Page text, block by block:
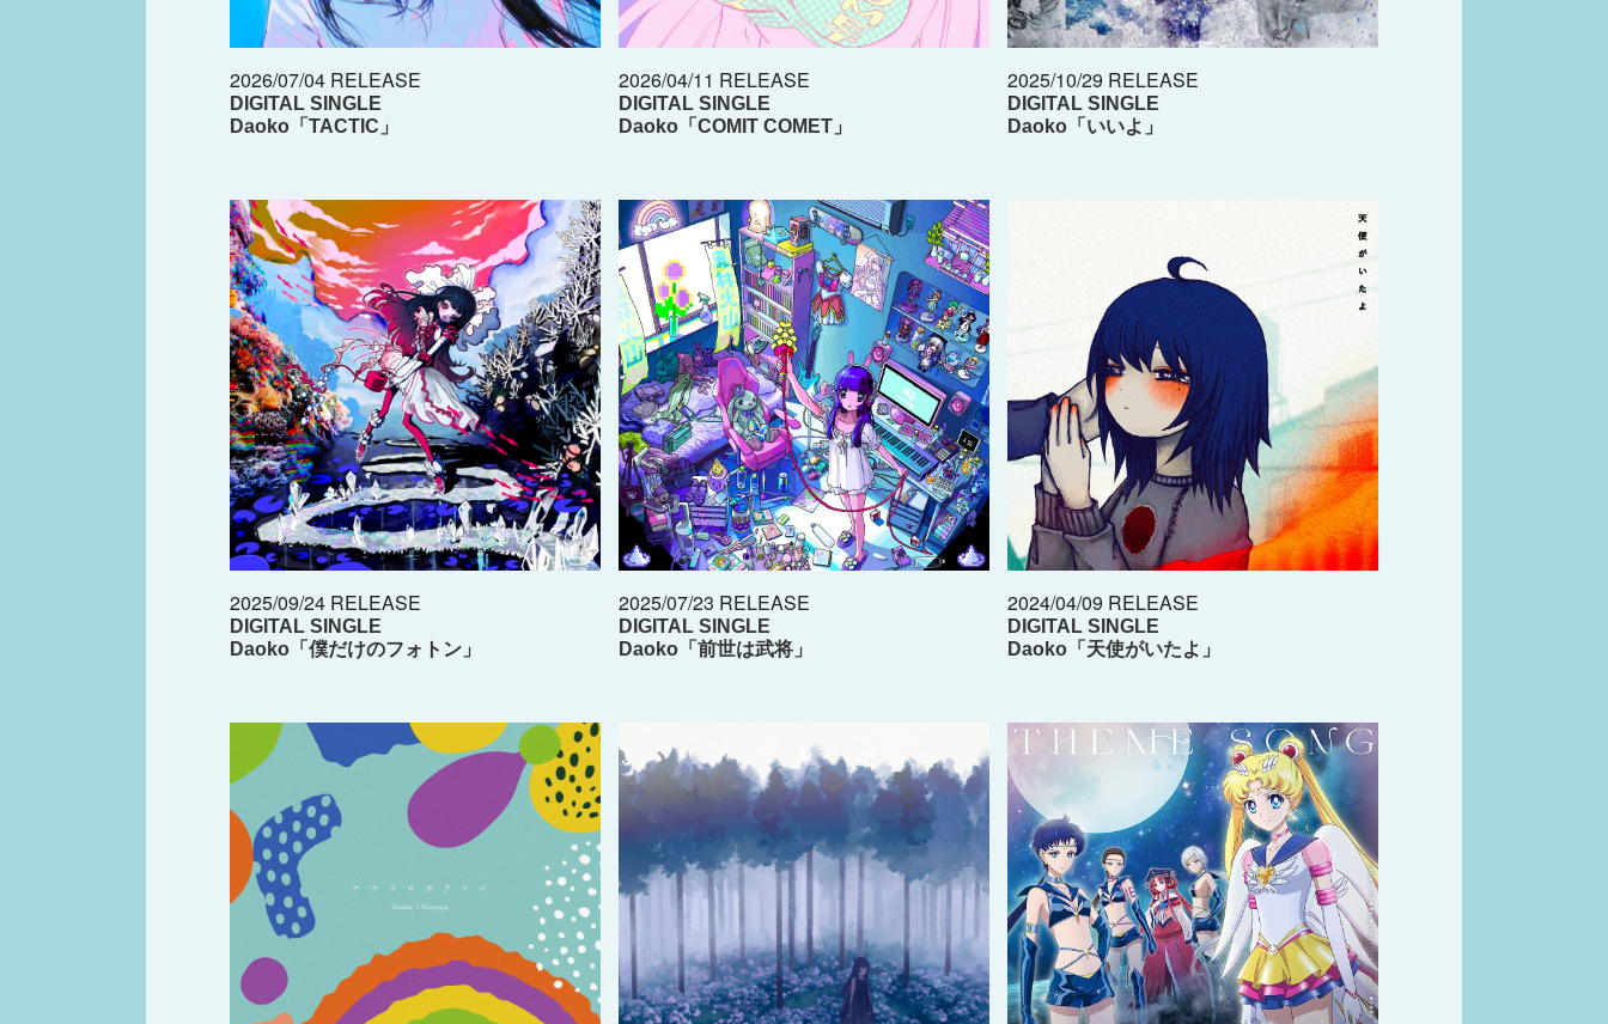
2026/07/04 RELEASE
DIGITAL SINGLE
Daoko「TACTIC」
2026/04/11 RELEASE
DIGITAL SINGLE
Daoko「COMIT COMET」
2025/10/29 RELEASE
DIGITAL SINGLE
Daoko「いいよ」
2025/09/24 RELEASE
DIGITAL SINGLE
Daoko「僕だけのフォトン」
2025/07/23 RELEASE
DIGITAL SINGLE
Daoko「前世は武将」
2024/04/09 RELEASE
DIGITAL SINGLE
Daoko「天使がいたよ」